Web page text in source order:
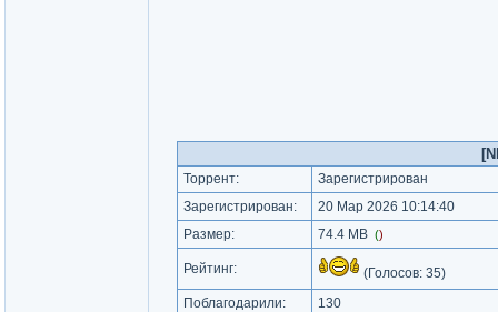
Торрент:
Зарегистрирован
Зарегистрирован:
20 Мар 2026 10:14:40
Размер:
74.4 MB ()
Рейтинг: (Голосов: 35)
Поблагодарили:
130